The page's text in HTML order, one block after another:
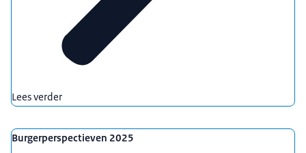
Lees verder
Burgerperspectieven 2025